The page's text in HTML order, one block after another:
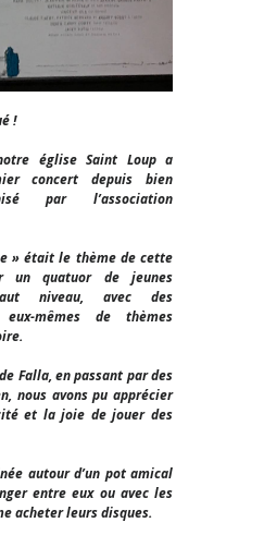
!
église Saint Loup a
concert depuis bien
par l’association
» était le thème de cette
un quatuor de jeunes
niveau, avec des
mêmes de thèmes
Falla, en passant par des
nous avons pu apprécier
et la joie de jouer des
autour d’un pot amical
entre eux ou avec les
acheter leurs disques.